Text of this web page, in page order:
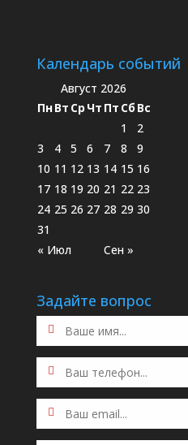
Календарь событий
Август 2026
ПнВт Ср Чт Пт Сб Вс
« Июл Сен »
1
2
3
4 5 6 7 8
9
10 11 12 13 14 15 16
17 18 19 20 21 22 23
24 25 26 27 28 29 30
31
Задайте вопрос